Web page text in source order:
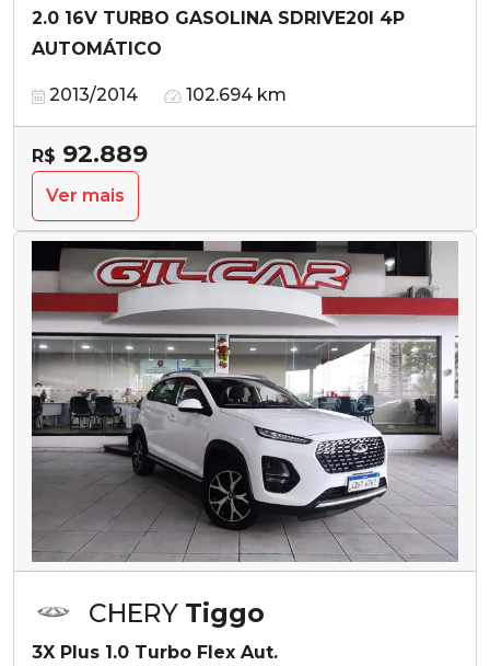
2.0 16V TURBO GASOLINA SDRIVE20I 4P
AUTOMÁTICO
2013/2014 102.694 km
R$ 92.889
Ver mais
CHERY Tiggo
3X Plus 1.0 Turbo Flex Aut.